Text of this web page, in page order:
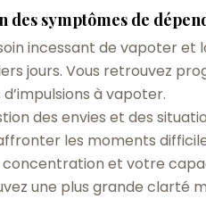
des symptômes de
incessant de vapoter et
jours. Vous retrouvez
d’impulsions à vapoter.
des envies et des
les moments
et votre
une plus grande clarté